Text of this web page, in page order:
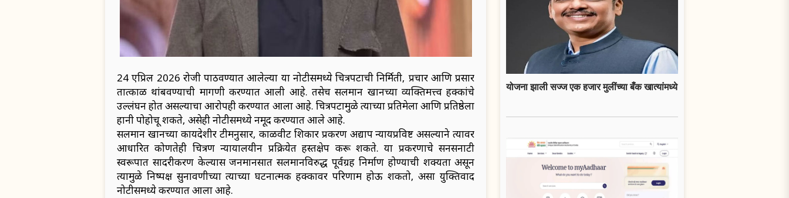
24 एप्रिल 2026 रोजी पाठवण्यात आलेल्या या नोटीसमध्ये चित्रपटाची निर्मिती, प्रचार आणि प्रसार
तात्काळ थांबवण्याची मागणी करण्यात आली आहे. तसेच सलमान खानच्या व्यक्तिमत्त्व हक्कांचे
उल्लंघन होत असल्याचा आरोपही करण्यात आला आहे. चित्रपटामुळे त्याच्या प्रतिमेला आणि प्रतिष्ठेला
हानी पोहोचू शकते, असेही नोटीसमध्ये नमूद करण्यात आले आहे.
सलमान खानच्या कायदेशीर टीमनुसार, काळवीट शिकार प्रकरण अद्याप न्यायप्रविष्ट असल्याने त्यावर
आधारित कोणतेही चित्रण न्यायालयीन प्रक्रियेत हस्तक्षेप करू शकते. या प्रकरणाचे सनसनाटी
स्वरूपात सादरीकरण केल्यास जनमानसात सलमानविरुद्ध पूर्वग्रह निर्माण होण्याची शक्यता असून
त्यामुळे निष्पक्ष सुनावणीच्या त्याच्या घटनात्मक हक्कावर परिणाम होऊ शकतो, असा युक्तिवाद
नोटीसमध्ये करण्यात आला आहे.
योजना झाली सज्ज एक हजार मुलींच्या बँक खात्यांमध्ये